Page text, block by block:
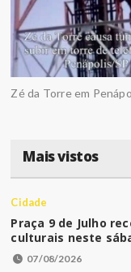
Zé da Torre em
Mais vistos
Cidade
Praça 9 de Julho
culturais neste
07/08/2026